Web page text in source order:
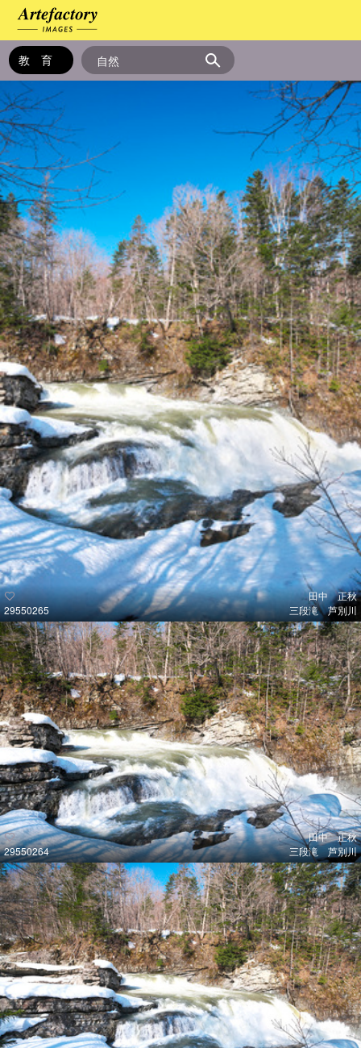
29550265
田中 正秋
三段滝 芦別川
29550264
田中 正秋
三段滝 芦別川